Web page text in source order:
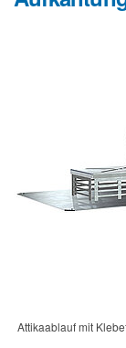
Attikaablauf mit